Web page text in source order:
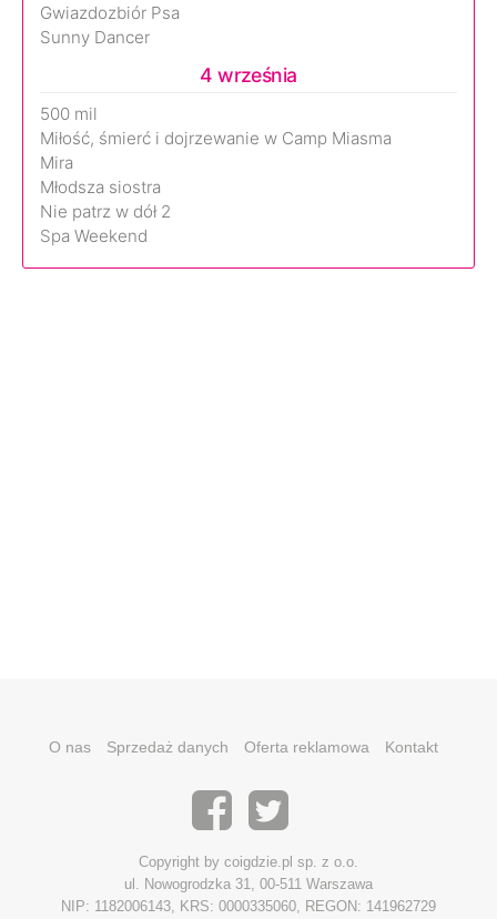
Gwiazdozbiór Psa
Sunny Dancer
4 września
500 mil
Miłość, śmierć i dojrzewanie w Camp Miasma
Mira
Młodsza siostra
Nie patrz w dół 2
Spa Weekend
O nas Sprzedaż danych Oferta reklamowa Kontakt
Copyright by coigdzie.pl sp. z o.o.
ul. Nowogrodzka 31, 00-511 Warszawa
NIP: 1182006143, KRS: 0000335060, REGON: 141962729